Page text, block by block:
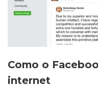
Como o
internet